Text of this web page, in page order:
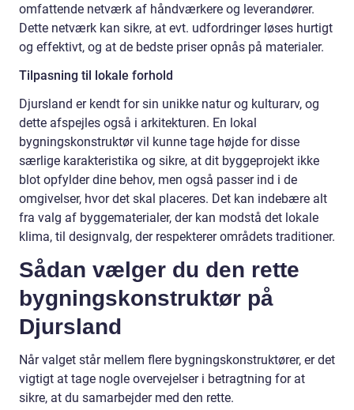
omfattende netværk af håndværkere og leverandører.
Dette netværk kan sikre, at evt. udfordringer løses hurtigt
og effektivt, og at de bedste priser opnås på materialer.
Tilpasning til lokale forhold
Djursland er kendt for sin unikke natur og kulturarv, og
dette afspejles også i arkitekturen. En lokal
bygningskonstruktør vil kunne tage højde for disse
særlige karakteristika og sikre, at dit byggeprojekt ikke
blot opfylder dine behov, men også passer ind i de
omgivelser, hvor det skal placeres. Det kan indebære alt
fra valg af byggematerialer, der kan modstå det lokale
klima, til designvalg, der respekterer områdets traditioner.
Sådan vælger du den rette
bygningskonstruktør på
Djursland
Når valget står mellem flere bygningskonstruktører, er det
vigtigt at tage nogle overvejelser i betragtning for at
sikre, at du samarbejder med den rette.